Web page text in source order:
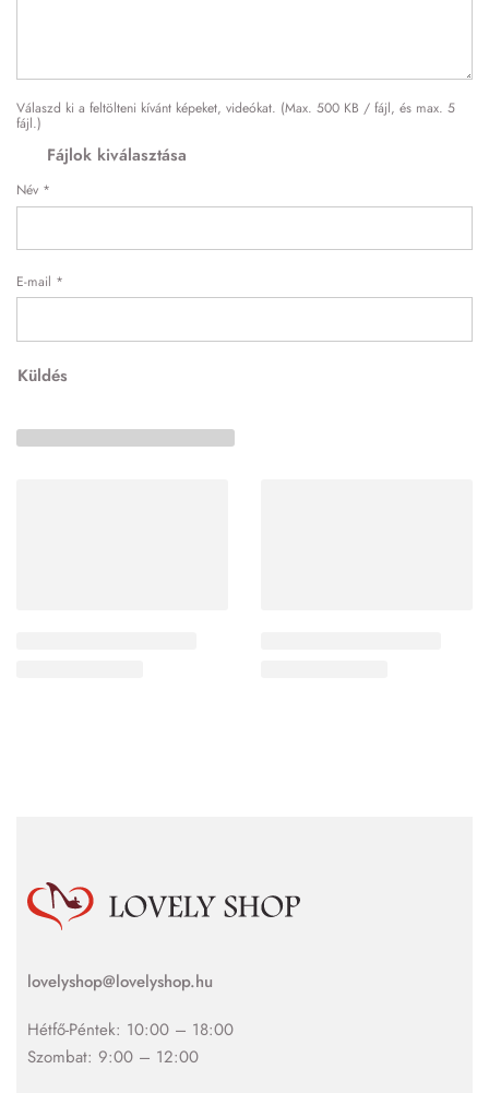
Válaszd ki a feltölteni kívánt képeket, videókat. (Max. 500 KB / fájl, és max. 5
fájl.)
Fájlok kiválasztása
Név *
E-mail *
lovelyshop@lovelyshop.hu
Hétfő-Péntek: 10:00 – 18:00
Szombat: 9:00 – 12:00